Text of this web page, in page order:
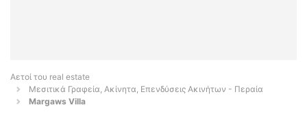
Αετοί του real estate
Μεσιτικά Γραφεία, Ακίνητα, Επενδύσεις Ακινήτων - Περαία
Margaws Villa